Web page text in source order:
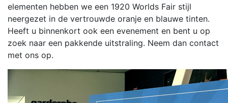
elementen hebben we een 1920 Worlds Fair stijl
neergezet in de vertrouwde oranje en blauwe tinten.
Heeft u binnenkort ook een evenement en bent u op
zoek naar een pakkende uitstraling. Neem dan contact
met ons op.